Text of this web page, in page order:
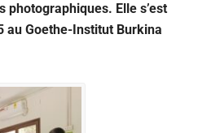
Elle s’est
au Goethe-Institut Burkina